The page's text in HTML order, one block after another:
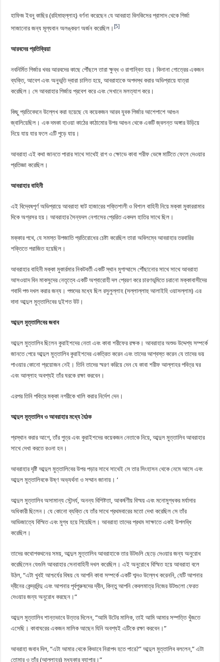
হাফিজ ইবনু কাছির (রহিমাহুল্লাহ) বর্ণনা করেছেন যে আবরাহা বিলকিসের প্রাসাদ থেকে গির্জা
সাজানোর জন্য মূল্যবান অলঙ্করণ অর্জন করেছিল। [5]
আরবদের প্রতিক্রিয়া
নবনির্মিত গির্জার খবর আরবদের কাছে পৌঁছলে তারা ক্ষুব্ধ ও রাগান্বিত হয়। কিনানা গোত্রের একজন
ব্যক্তি, আবেগ এবং অনুভূতি দ্বারা চালিত হয়ে, আবরাহাকে অপদস্থ করার অভিপ্রায়ে যাত্রা
করেছিল। সে আবরাহার গির্জায় প্রবেশ করে এবং সেখানে মলত্যাগ করে।
কিছু প্রতিবেদনে উল্লেখ করা হয়েছে যে কয়েকজন আরব যুবক গির্জার আশেপাশে আগুন
জ্বালিয়েছিল। এক দমকা হাওয়া কাঠের কাঠামোর উপর আগুন থেকে একটি জ্বলন্ত অঙ্গার উড়িয়ে
নিয়ে যায় যার ফলে এটি পুড়ে যায়।
আবরাহা এই কথা জানতে পারার সাথে সাথেই রাগ ও ক্ষোভে কাবা শরীফ ভেঙ্গে মাটিতে ফেলে দেওয়ার
প্রতিজ্ঞা করেছিল।
আবরাহার বাহিনী
এই বিদ্বেষপূর্ণ অভিপ্রায়ে আবরাহা ষাট হাজারের শক্তিশালী ও বিশাল বাহিনী নিয়ে মক্কা মুকাররামার
দিকে অগ্রসর হয়। আবরাহার সৈন্যদল নেগাসের প্রেরিত একদল হাতির সাথে ছিল।
মক্কার পথে, যে সমস্ত উপজাতি প্রতিরোধের চেষ্টা করেছিল তারা অবিলম্বে আবরাহার তরবারির
শক্তিতে পরাজিত হয়েছিল।
আবরাহার বাহিনী মক্কা মুকার্রমার নিকটবর্তী একটি স্থান মুগাম্মাসে পৌঁছানোর সাথে সাথে আবরাহা
আসওয়াদ বিন মাকসুদের নেতৃত্বে একটি অশ্বারোহী দল প্রেরণ করে চারণভূমিতে চরানো মক্কাবাসীদের
গবাদি পশু দখল করার জন্য। পশুদের মধ্যে ছিল রসুলুল্লাহ (সল্লাল্লাহু আলাইহি ওয়াসল্লাম) এর
দাদা আব্দুল মুত্তালিবের দুইশত উট।
আব্দুল মুত্তালিবের জবাব
আব্দুল মুত্তালিব ছিলেন কুরাইশদের নেতা এবং কাবা শরীফের রক্ষক। আবরাহার অশুভ উদ্দেশ্য সম্পর্কে
জানতে পেরে আব্দুল মুত্তালিব কুরাইশদের একত্রিত করেন এবং তাদের আশ্বস্ত করেন যে তাদের ভয়
পাওয়ার কোনো প্রয়োজন নেই। তিনি তাদের স্মরণ করিয়ে দেন যে কাবা শরীফ আল্লাহর পবিত্র ঘর
এবং আল্লাহ অবশ্যই তাঁর ঘরকে রক্ষা করবেন।
এরপর তিনি পবিত্র মক্কা নগরীকে খালি করার নির্দেশ দেন।
আব্দুল মুত্তালিব ও আবরাহার মধ্যে বৈঠক
প্রস্থান করার আগে, তাঁর পুত্র এবং কুরাইশদের কয়েকজন নেতাকে নিয়ে, আব্দুল মুত্তালিব আবরাহার
সাথে দেখা করতে রওনা হন।
আবরাহার দৃষ্টি আব্দুল মুত্তালিবের উপর পড়ার সাথে সাথেই সে তার সিংহাসন থেকে নেমে আসে এবং
আব্দুল মুত্তালিবকে উষ্ণ অভ্যর্থনা ও সম্মান জানায়। ‘
আব্দুল মুত্তালিব অসামান্য সৌন্দর্য, অনন্য বিশিষ্টতা, আকর্ষণীয় বিস্ময় এবং মনোমুগ্ধকর মর্যাদার
অধিকারী ছিলেন। যে কোনো ব্যক্তি যে তাঁর সাথে প্রথমবারের মতো দেখা করেছিল সে তাঁর
আভিজাত্যে বিস্মিত এবং মুগ্ধ হয়ে গিয়েছিল। আবরাহা তাদের প্রথম সাক্ষাতে একই উপলব্ধি
করেছিল।
তাদের কথোপকথনের সময়, আব্দুল মুত্তালিব আবরাহাকে তার উটগুলি ছেড়ে দেওয়ার জন্য অনুরোধ
করেছিলেন যেগুলি আবরাহার সেনাবাহিনী দখল করেছিল। এই অনুরোধে বিস্মিত হয়ে আবরাহা বলে
উঠল, “এটা খুবই আশ্চর্যের বিষয় যে আপনি কাবা সম্পর্কে একটি শব্দও উল্লেখ করেননি, যেটি আপনার
দ্বীনের কেন্দ্রবিন্দু এবং আপনার পূর্বপুরুষদের দ্বীন, কিন্তু আপনি কেবলমাত্র নিজের উটগুলো ফেরত
দেওয়ার জন্য অনুরোধ করছেন।”
আব্দুল মুত্তালিব শান্তভাবে উত্তর দিলেন, “আমি উটের মালিক, তাই আমি আমার সম্পত্তি খুঁজতে
এসেছি। কাবাঘরের একজন মালিক আছেন যিনি অবশ্যই এটিকে রক্ষা করবেন।”
আবরাহা জবাব দিল, “এটা আমার থেকে কিভাবে নিরাপদ হতে পারে?” আব্দুল মুত্তালিব বললেন,” এটা
তোমার ও তাঁর (আল্লাহর) মধ্যকার ব্যাপার।”